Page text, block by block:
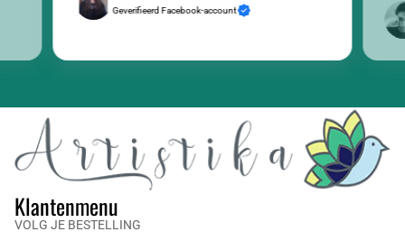
Geverifieerd Facebook-account
Klantenmenu
VOLG JE BESTELLING